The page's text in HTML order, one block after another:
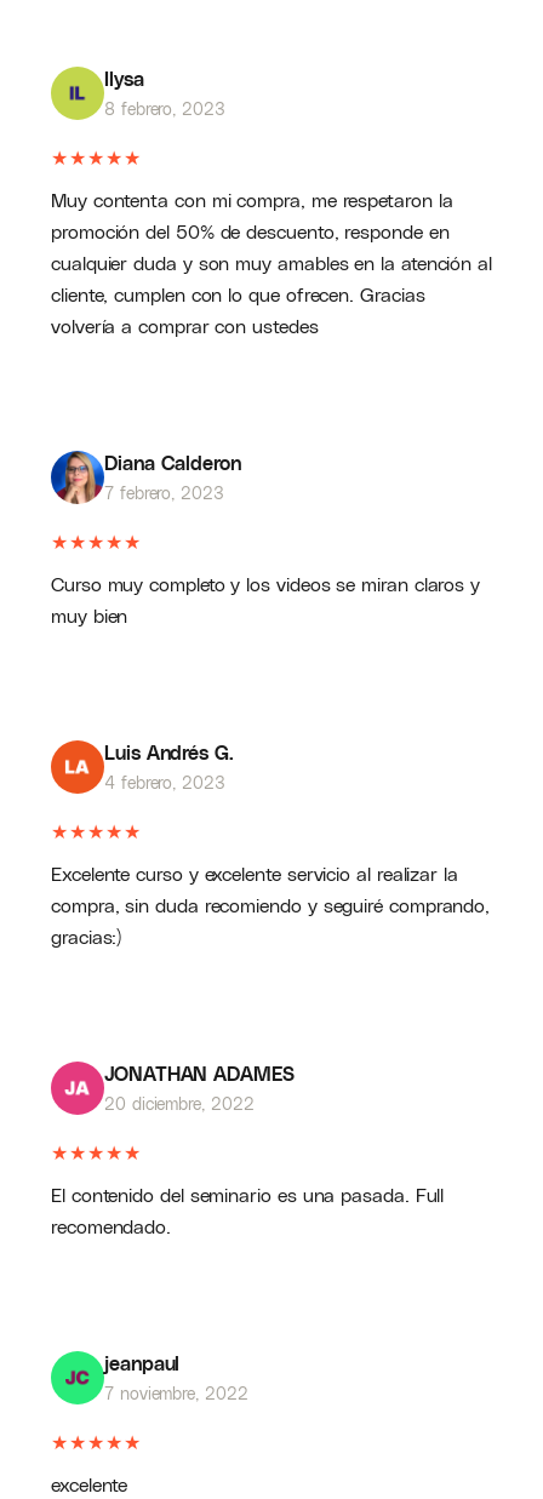
Ilysa
8 febrero, 2023
★★★★★
Muy contenta con mi compra, me respetaron la
promoción del 50% de descuento, responde en
cualquier duda y son muy amables en la atención al
cliente, cumplen con lo que ofrecen. Gracias
volvería a comprar con ustedes
Diana Calderon
7 febrero, 2023
★★★★★
Curso muy completo y los videos se miran claros y
muy bien
Luis Andrés G.
4 febrero, 2023
★★★★★
Excelente curso y excelente servicio al realizar la
compra, sin duda recomiendo y seguiré comprando,
gracias:)
JONATHAN ADAMES
20 diciembre, 2022
★★★★★
El contenido del seminario es una pasada. Full
recomendado.
jeanpaul
7 noviembre, 2022
★★★★★
excelente